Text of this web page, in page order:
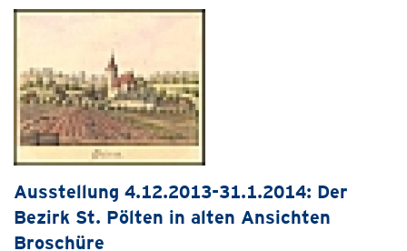
Ausstellung 4.12.2013-31.1.2014: Der
Bezirk St. Pölten in alten Ansichten
Broschüre